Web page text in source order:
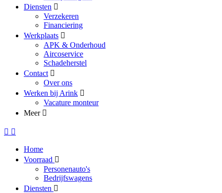
Diensten
Verzekeren
Financiering
Werkplaats
APK & Onderhoud
Aircoservice
Schadeherstel
Contact
Over ons
Werken bij Arink
Vacature monteur
Meer
Home
Voorraad
Personenauto's
Bedrijfswagens
Diensten